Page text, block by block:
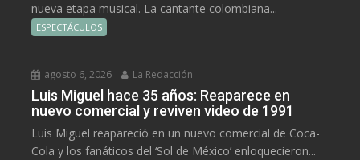
nueva etapa musical. La cantante colombiana...
ESPECTÁCULOS
agosto 6, 2026 La Redacción
Luis Miguel hace 35 años: Reaparece en
nuevo comercial y reviven video de 1991
Luis Miguel reapareció en un nuevo comercial de Coca-
Cola y los fanáticos del ‘Sol de México’ enloquecieron...